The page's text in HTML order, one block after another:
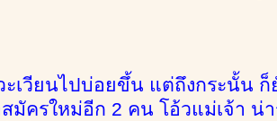
ะเวียนไปบ่อยขึ้น แต่ถึงกระนั้น
ครใหม่อีก 2 คน โอ้วแม่เจ้า น่า